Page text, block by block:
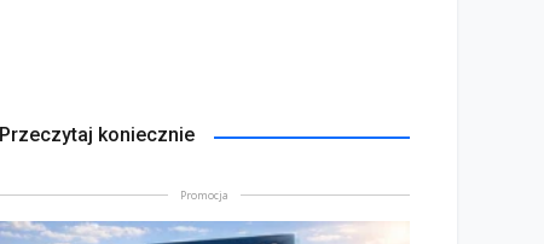
Przeczytaj koniecznie
Promocja